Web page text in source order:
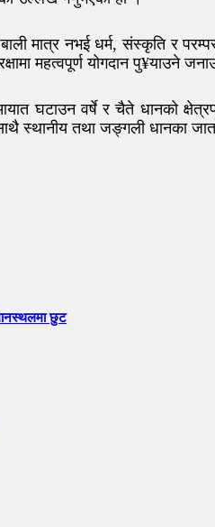
मात्र नभई धर्म, संस्कृति र
महत्वपूर्ण योगदान पु¥याउने
घटाउन वर्षे र चैते धानको
स्थानीय तथा जङ्गली धानका
छुट